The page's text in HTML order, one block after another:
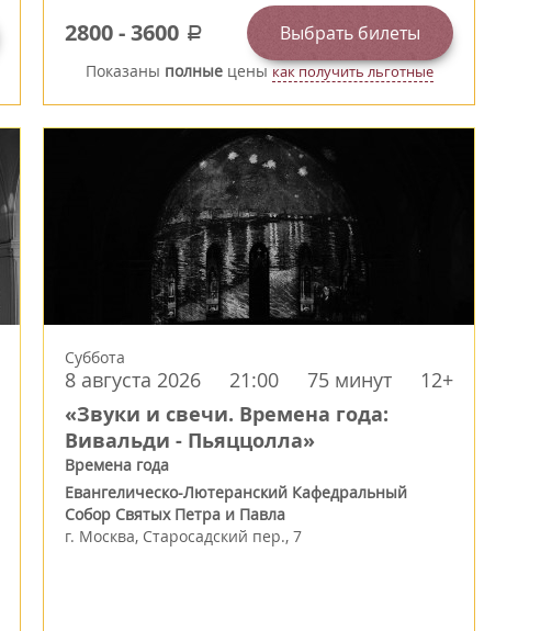
2800-3600 a Выбрать билеты
Показаны полныеценыкак получить льготные
Суббота
8 августа 2026 21:00 75 минут 12+
«Звуки и свечи. Времена года:
Вивальди - Пьяццолла»
Времена года
Евангелическо-Лютеранский Кафедральный
Собор Святых Петра и Павла
г. Москва, Старосадский пер., 7